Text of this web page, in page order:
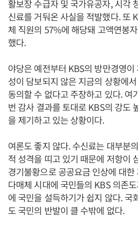
활보장 수급자 및 국가유공자, 시각
신료를 거둬온 사실을 적발했다. 또
체 직원의 57%에 해당돼 고액연봉
했다.
야당은 예전부터 KBS의 방만경영
성이 담보되지 않은 지금의 상황에
동의할 수 없다고 주장하고 있다. 여
번 감사 결과를 토대로 KBS의 강도
을 제기하고 있는 상황이다.
여론도 좋지 않다. 수신료는 대부분
적 성격을 띠고 있기 때문에 저항이
경기불황으로 공공요금 인상에 대
다매체 시대에 국민들의 KBS 의존
에 국민을 설득하기가 쉽지 않다. 국
도 국민의 반발이 클 수밖에 없다.